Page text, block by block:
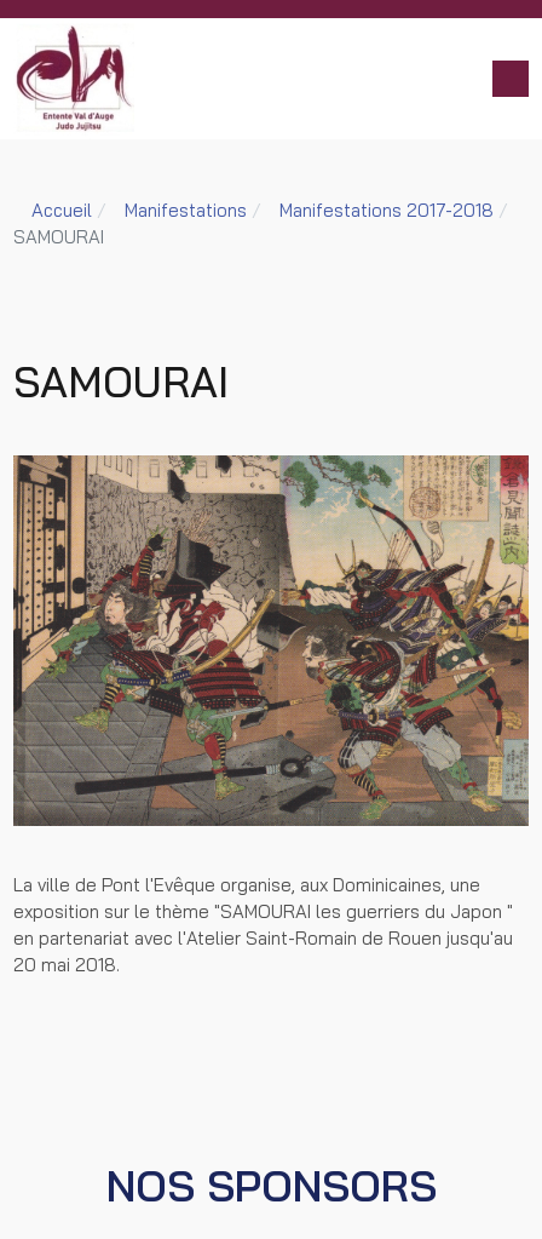
Accueil Manifestations
Manifestations 2017-2018
SAMOURAI
SAMOURAI
La ville de Pont l'Evêque organise, aux Dominicaines, une
exposition sur le thème "SAMOURAI les guerriers du Japon "
en partenariat avec l'Atelier Saint-Romain de Rouen jusqu'au
20 mai 2018.
NOS SPONSORS